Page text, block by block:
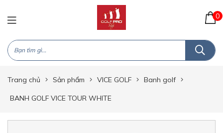
0
Trang chủ Sản phẩm VICE GOLF Banh golf
BANH GOLF VICE TOUR WHITE